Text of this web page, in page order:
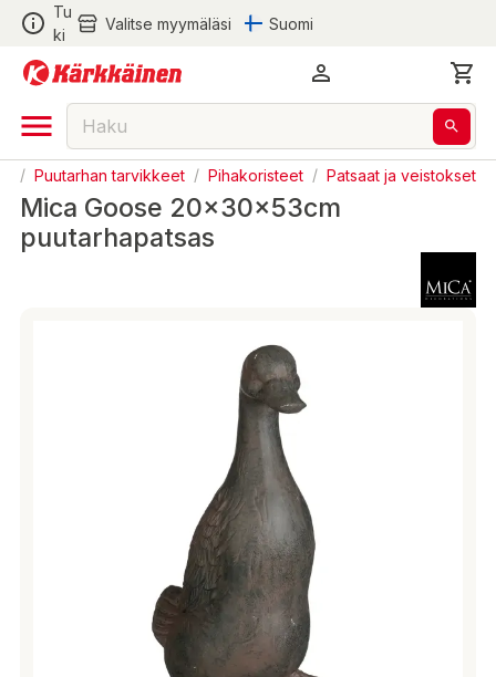
Tu
ki
Valitse myymäläsi Suomi
/ Puutarhan tarvikkeet / Pihakoristeet / Patsaat ja veistokset
Mica Goose 20x30x53cm
puutarhapatsas